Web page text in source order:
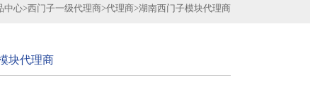
中心>西门子一级代理商>代理商>湖南西门子模块代理商
块代理商